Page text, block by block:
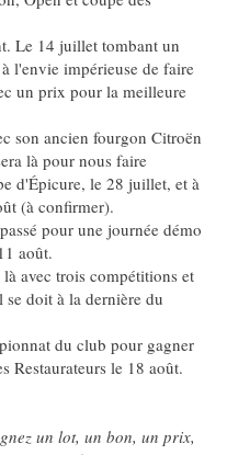
Le 14 juillet tombant un
l'envie impérieuse de faire
un prix pour la meilleure
son ancien fourgon Citroën
là pour nous faire
d'Épicure, le 28 juillet, et à
(à confirmer).
pour une journée démo
août.
avec trois compétitions et
doit à la dernière du
du club pour gagner
Restaurateurs le 18 août.
un lot, un bon, un prix,